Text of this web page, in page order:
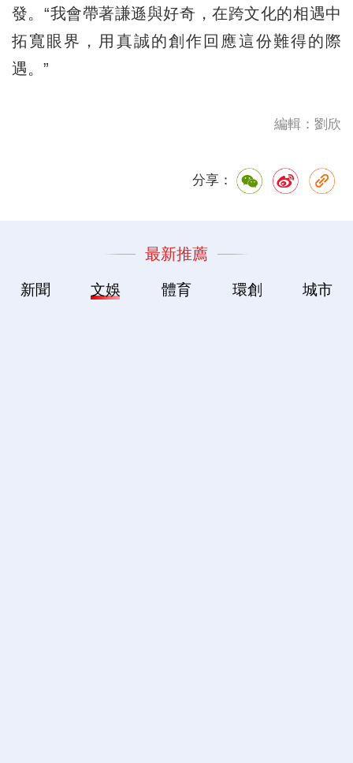
發。“我會帶著謙遜與好奇，在跨文化的相遇中
拓寬眼界，用真誠的創作回應這份難得的際
遇。”
編輯：劉欣
分享：
最新推薦
新聞 文娛 體育 環創 城市